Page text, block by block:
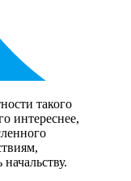
такого
интереснее,